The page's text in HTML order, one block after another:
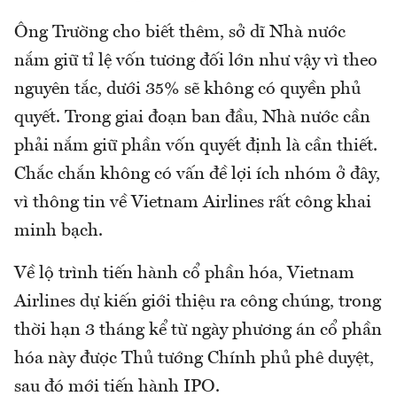
Ông Trường cho biết thêm, sở dĩ Nhà nước
nắm giữ tỉ lệ vốn tương đối lớn như vậy vì theo
nguyên tắc, dưới 35% sẽ không có quyền phủ
quyết. Trong giai đoạn ban đầu, Nhà nước cần
phải nắm giữ phần vốn quyết định là cần thiết.
Chắc chắn không có vấn đề lợi ích nhóm ở đây,
vì thông tin về Vietnam Airlines rất công khai
minh bạch.
Về lộ trình tiến hành cổ phần hóa, Vietnam
Airlines dự kiến giới thiệu ra công chúng, trong
thời hạn 3 tháng kể từ ngày phương án cổ phần
hóa này được Thủ tướng Chính phủ phê duyệt,
sau đó mới tiến hành IPO.